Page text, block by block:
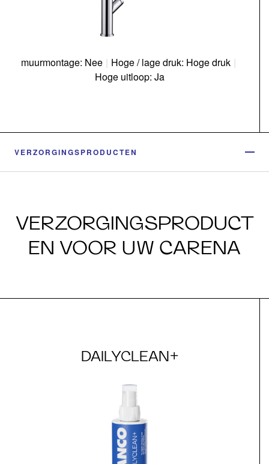
muurmontage: Nee | Hoge / lage druk: Hoge druk |
Hoge uitloop: Ja
VERZORGINGSPRODUCTEN
VERZORGINGSPRODUCT
EN VOOR UW CARENA
DAILYCLEAN+